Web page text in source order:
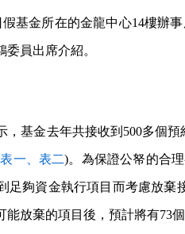
假基金所在的金龍中心14樓辦
員出席介紹。
，基金去年共接收到500多個
一、表二)。為保證公帑的合
足夠資金執行項目而考慮放
放棄的項目後，預計將有73